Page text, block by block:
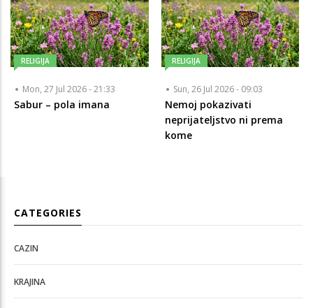
RELIGIJA
Mon, 27 Jul 2026 - 21:33
Sabur – pola imana
RELIGIJA
Sun, 26 Jul 2026 - 09:03
Nemoj pokazivati
neprijateljstvo ni prema
kome
CATEGORIES
CAZIN
KRAJINA